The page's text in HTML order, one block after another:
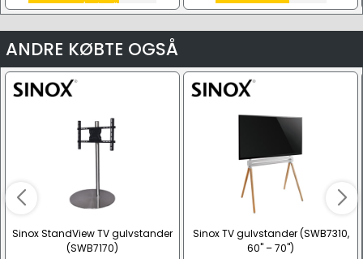
77OLED910/12 | 77" Se alle
Inspire 77 DR+ Se alle
ANDRE KØBTE OGSÅ
Sinox StandView TV gulvstander
(SWB7170)
Sinox TV gulvstander (SWB7310,
60" – 70")